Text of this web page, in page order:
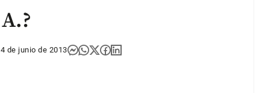
de junio de 2013